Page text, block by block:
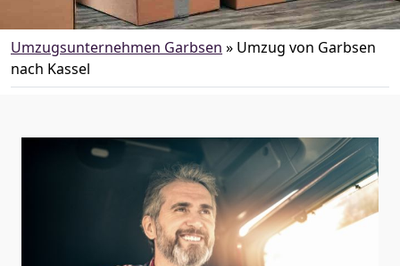
Umzugsunternehmen Garbsen » Umzug von Garbsen
nach Kassel